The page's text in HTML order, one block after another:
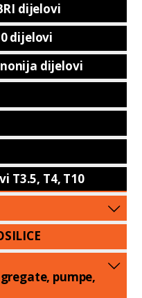
dijelovi
dijelovi
dijelovi
T3.5, T4, T10
pumpe,